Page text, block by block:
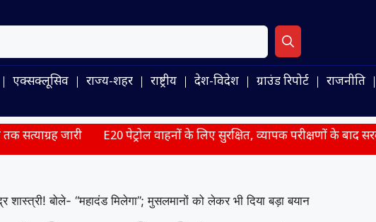
एक्सक्लूसिव राज्य-शहर राष्ट्रीय देश-विदेश ग्राउंड रिपोर्ट राजनीति
E20 पेट्रोल वाहनों के लिए सुरक्षित, व्यापक परीक्षणों के बाद सरकार ने संसद में दी
शास्त्री! बोले- “महादंड मिलेगा”; मुसलमानों को लेकर भी दिया बड़ा बयान